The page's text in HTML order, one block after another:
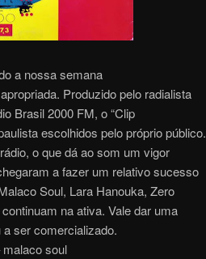
a nossa semana
Produzido pelo radialista
Brasil 2000 FM, o “Clip
escolhidos pelo próprio público.
o que dá ao som um vigor
a fazer um relativo sucesso
Soul, Lara Hanouka, Zero
na ativa. Vale dar uma
ser comercializado.
soul